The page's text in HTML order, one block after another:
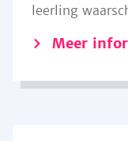
leerling
Meer